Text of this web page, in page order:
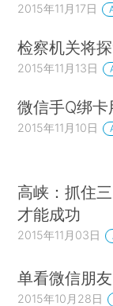
2015年11月17日
检察机关将
2015年11月13日
微信手Q绑
2015年11月10日
高峡：抓住
才能成功
2015年11月03日
单看微信朋
2015年10月28日